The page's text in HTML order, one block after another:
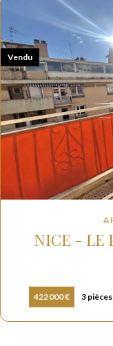
NICE - LE
422 000 € 3 pièces
Vendu